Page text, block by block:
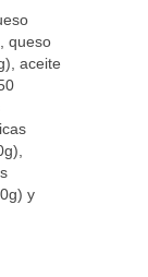
queso
aceite
y